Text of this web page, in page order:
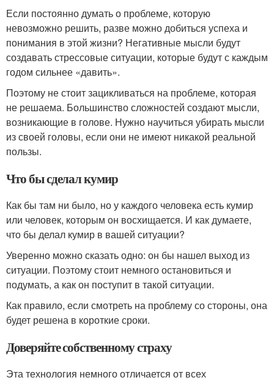
Если постоянно думать о проблеме, которую
невозможно решить, разве можно добиться успеха и
понимания в этой жизни? Негативные мысли будут
создавать стрессовые ситуации, которые будут с каждым
годом сильнее «давить».
Поэтому не стоит зацикливаться на проблеме, которая
не решаема. Большинство сложностей создают мысли,
возникающие в голове. Нужно научиться убирать мысли
из своей головы, если они не имеют никакой реальной
пользы.
Что бы сделал кумир
Как бы там ни было, но у каждого человека есть кумир
или человек, которым он восхищается. И как думаете,
что бы делал кумир в вашей ситуации?
Уверенно можно сказать одно: он бы нашел выход из
ситуации. Поэтому стоит немного остановиться и
подумать, а как он поступит в такой ситуации.
Как правило, если смотреть на проблему со стороны, она
будет решена в короткие сроки.
Доверяйте собственному страху
Эта технология немного отличается от всех